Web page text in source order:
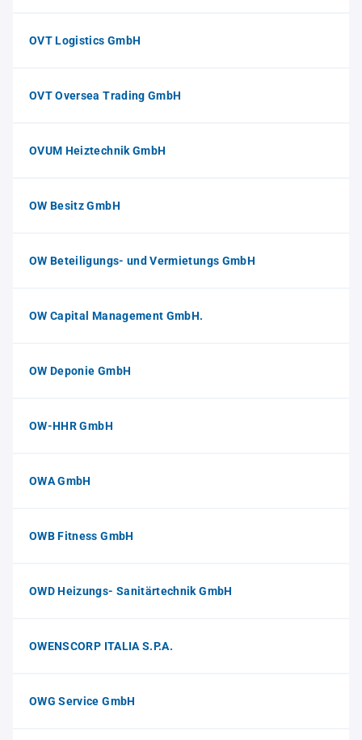
OVT Logistics GmbH
OVT Oversea Trading GmbH
OVUM Heiztechnik GmbH
OW Besitz GmbH
OW Beteiligungs- und Vermietungs GmbH
OW Capital Management GmbH.
OW Deponie GmbH
OW-HHR GmbH
OWA GmbH
OWB Fitness GmbH
OWD Heizungs- Sanitärtechnik GmbH
OWENSCORP ITALIA S.P.A.
OWG Service GmbH